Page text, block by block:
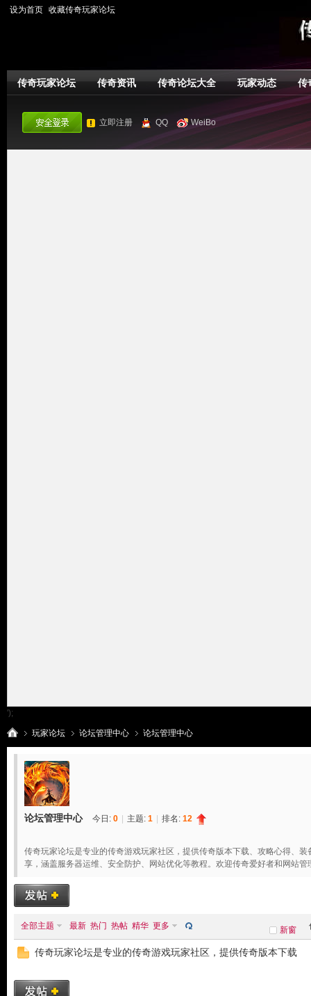
设为首页 收藏传奇玩家论坛
传奇玩家论坛 传奇资讯 传奇论坛大全 玩家动态 传
立即注册 QQ WeiBo
');
玩家论坛
›
论坛管理中心 论坛管理中心
论坛管理中心 今日: 0 主题: 1 排名: 12
传奇玩家论坛是专业的传奇游戏玩家社区，提供传奇版本下载、攻略心得、
享，涵盖服务器运维、安全防护、网站优化等教程。欢迎传奇爱好者和网站管
新窗
全部主题 最新 热门 热帖 精华 更多
传奇玩家论坛是专业的传奇游戏玩家社区，提供传奇版本下载